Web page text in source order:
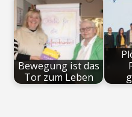
Bewegung ist das
Tor zum Leben